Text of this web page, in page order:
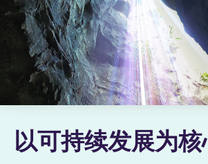
以可持续发展为